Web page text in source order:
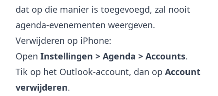
dat op die manier is toegevoegd, zal nooit
agenda-evenementen weergeven.
Verwijderen op iPhone:
Open Instellingen > Agenda > Accounts.
Tik op het Outlook-account, dan op Account
verwijderen.